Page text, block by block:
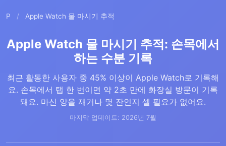
P / Apple Watch 물 마시기 추적
Apple Watch 물 마시기 추적: 손목에서
하는 수분 기록
최근 활동한 사용자 중 45% 이상이 Apple Watch로 기록해
요. 손목에서 탭 한 번이면 약 2초 만에 화장실 방문이 기록
돼요. 마신 양을 재거나 몇 잔인지 셀 필요가 없어요.
마지막 업데이트: 2026년 7월